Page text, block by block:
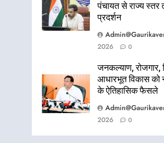
पंचायत से राज्य स्तर
प्रदर्शन
2026
0
जनकल्याण, रोजगार,
आधारभूत विकास को
के ऐतिहासिक फैसले
2026
0